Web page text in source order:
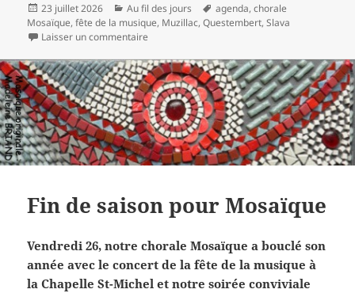
Publié
le
23 juillet 2026 Catégories
Au fil des jours
Mots-
clés
agenda,chorale
Mosaïque,fête de la musique, Muzillac,Questembert,Slava
Laisser un commentaire
Fin de saison pour Mosaïque
Vendredi 26, notre chorale Mosaïque a bouclé son
année avec le concert de la fête de la musique à
la Chapelle St-Michel et notre soirée conviviale